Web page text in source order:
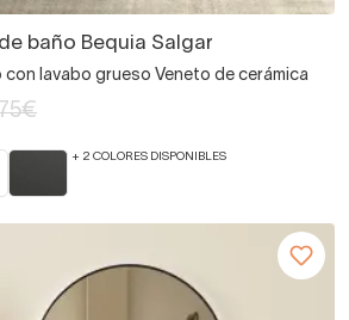
baño Bequia Salgar
lavabo grueso Veneto de cerámica
+ 2 COLORES DISPONIBLES